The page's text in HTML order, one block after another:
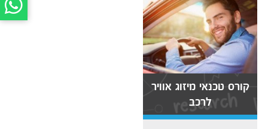
קורס טכנאי מיזוג אוויר
לרכב